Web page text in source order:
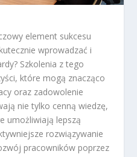
element sukcesu
wprowadzać i
Szkolenia z tego
które mogą znacząco
oraz zadowolenie
nie tylko cenną wiedzę,
umożliwiają lepszą
rozwiązywanie
pracowników poprzez